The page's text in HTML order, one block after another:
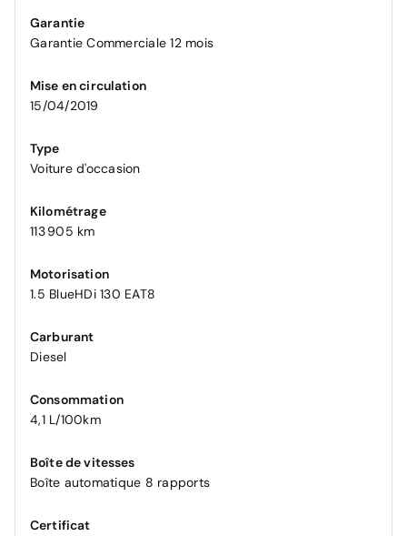
Garantie
Garantie Commerciale 12 mois
Mise en circulation
15/04/2019
Type
Voiture d'occasion
Kilométrage
113 905 km
Motorisation
1.5 BlueHDi 130 EAT8
Carburant
Diesel
Consommation
4,1 L/100km
Boîte de vitesses
Boîte automatique 8 rapports
Certificat